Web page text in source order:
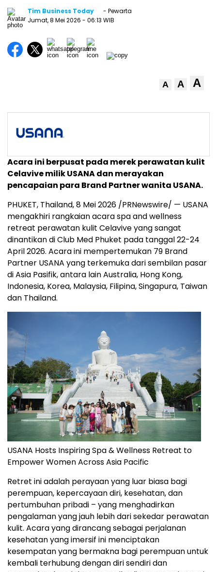
Tim Business Today
- Pewarta
Jumat, 8 Mei 2026 - 06:13 WIB
A A A
Acara ini berpusat pada merek perawatan kulit
Celavive milik USANA dan merayakan
pencapaian para Brand Partner wanita USANA.
PHUKET, Thailand,8 Mei 2026 /PRNewswire/ — USANA
mengakhiri rangkaian acara spa and wellness
retreat perawatan kulit Celavive yang sangat
dinantikan di Club Med Phuket pada tanggal 22-24
April 2026. Acara ini mempertemukan 79 Brand
Partner USANA yang terkemuka dari sembilan pasar
di Asia Pasifik, antara lain Australia, Hong Kong,
Indonesia, Korea, Malaysia, Filipina, Singapura, Taiwan
dan Thailand.
USANA Hosts Inspiring Spa & Wellness Retreat to
Empower Women Across Asia Pacific
Retret ini adalah perayaan yang luar biasa bagi
perempuan, kepercayaan diri, kesehatan, dan
pertumbuhan pribadi – yang menghadirkan
pengalaman yang jauh lebih dari sekedar perawatan
kulit. Acara yang dirancang sebagai perjalanan
kesehatan yang imersif ini menciptakan
kesempatan yang bermakna bagi perempuan untuk
kembali terhubung dengan diri sendiri dan